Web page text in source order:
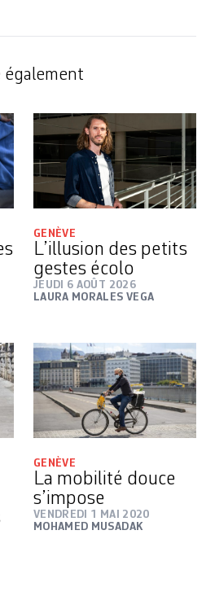
également
GENÈVE
L’illusion des petits
gestes écolo
JEUDI 6 AOÛT 2026
LAURA MORALES VEGA
GENÈVE
La mobilité douce
s’impose
VENDREDI 1 MAI 2020
MOHAMED MUSADAK